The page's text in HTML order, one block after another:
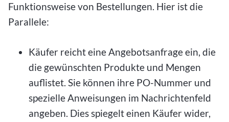
Funktionsweise von Bestellungen. Hier ist die
Parallele:
Käufer reicht eine Angebotsanfrage ein, die
die gewünschten Produkte und Mengen
auflistet. Sie können ihre PO-Nummer und
spezielle Anweisungen im Nachrichtenfeld
angeben. Dies spiegelt einen Käufer wider,